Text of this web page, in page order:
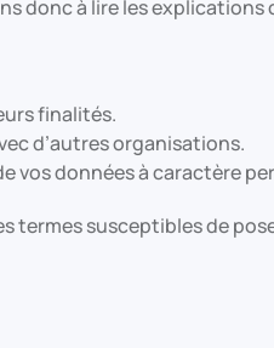
donc à lire les explications
finalités.
d’autres organisations.
vos données à caractère
susceptibles de